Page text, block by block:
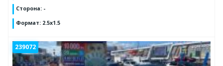
Сторона: -
Формат: 2.5x1.5
239072